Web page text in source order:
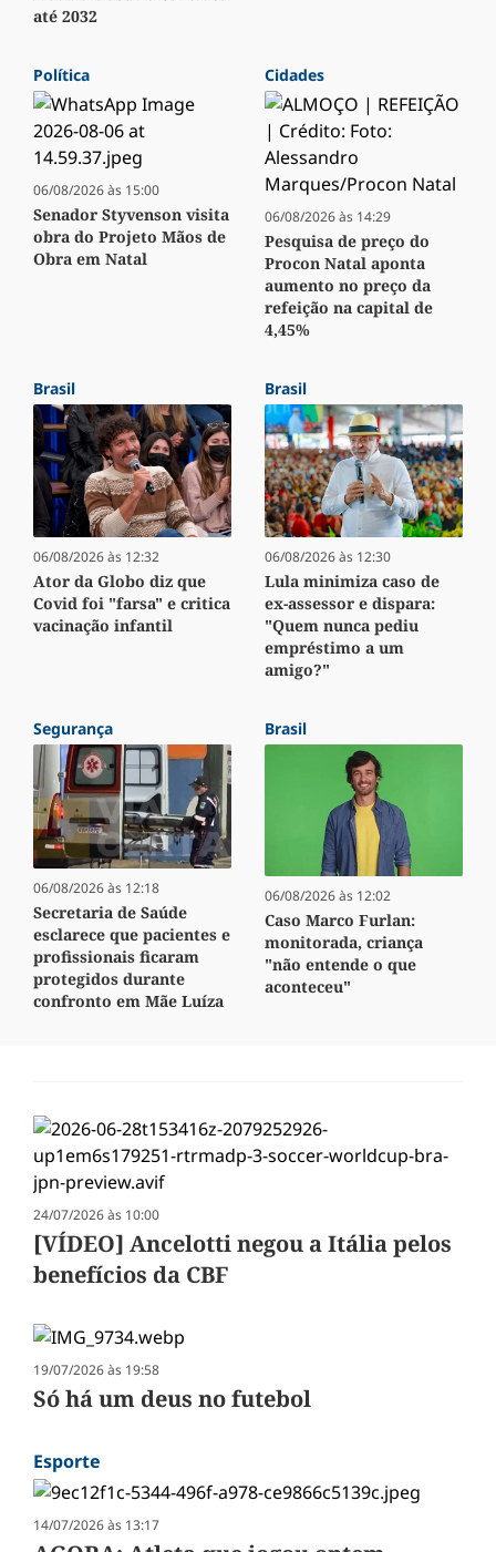
até 2032
Política
06/08/2026 às 15:00
Senador Styvenson visita
obra do Projeto Mãos de
Obra em Natal
Cidades
06/08/2026 às 14:29
Pesquisa de preço do
Procon Natal aponta
aumento no preço da
refeição na capital de
4,45%
Brasil
06/08/2026 às 12:32
Ator da Globo diz que
Covid foi "farsa" e critica
vacinação infantil
Brasil
06/08/2026 às 12:30
Lula minimiza caso de
ex-assessor e dispara:
"Quem nunca pediu
empréstimo a um
amigo?"
Segurança
06/08/2026 às 12:18
Secretaria de Saúde
esclarece que pacientes e
profissionais ficaram
protegidos durante
confronto em Mãe Luíza
Brasil
06/08/2026 às 12:02
Caso Marco Furlan:
monitorada, criança
"não entende o que
aconteceu"
24/07/2026 às 10:00
[VÍDEO] Ancelotti negou a Itália pelos
benefícios da CBF
19/07/2026 às 19:58
Só há um deus no futebol
Esporte
14/07/2026 às 13:17